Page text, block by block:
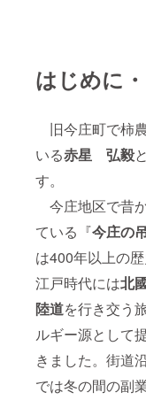
はじめに
旧今庄町で柿
いる赤星 弘毅
す。
今庄地区で昔
ている『今庄の
は400年以上の歴
江戸時代には北
陸道を行き交う
ルギー源として
きました。街道
では冬の間の副